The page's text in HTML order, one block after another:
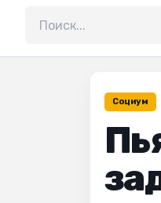
Поиск по сайту
Социум